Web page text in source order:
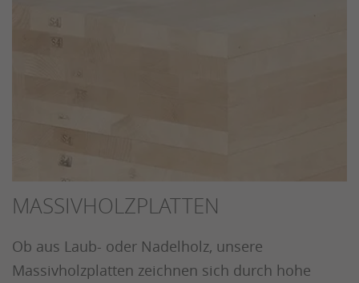
MASSIVHOLZPLATTEN
Ob aus Laub- oder Nadelholz, unsere
Massivholzplatten zeichnen sich durch hohe